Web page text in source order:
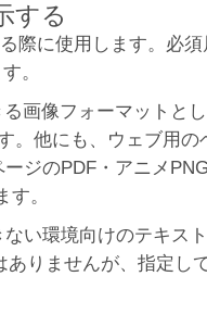
する
際に使用します。必
。
画像フォーマットと
。他にも、ウェブ用の
ジのPDF・アニメ
。
い環境向けのテキス
ありませんが、指定し